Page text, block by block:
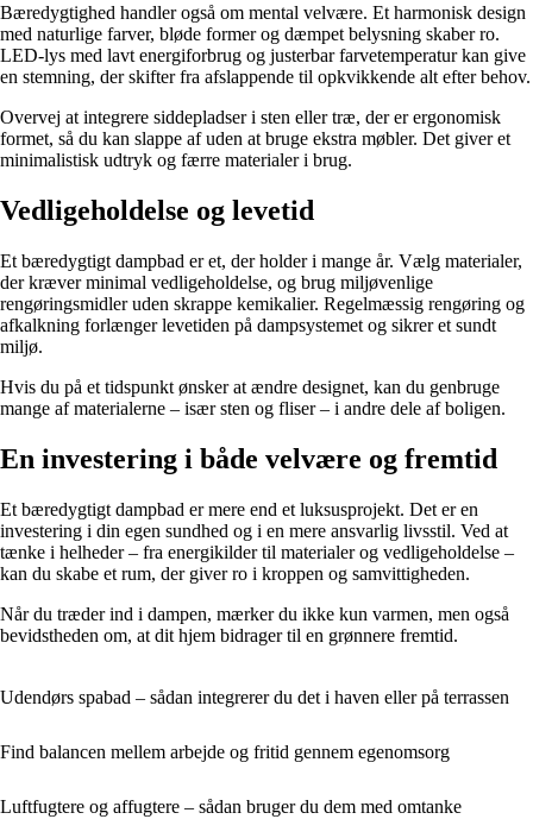
Bæredygtighed handler også om mental velvære. Et harmonisk design
med naturlige farver, bløde former og dæmpet belysning skaber ro.
LED-lys med lavt energiforbrug og justerbar farvetemperatur kan give
en stemning, der skifter fra afslappende til opkvikkende alt efter behov.
Overvej at integrere siddepladser i sten eller træ, der er ergonomisk
formet, så du kan slappe af uden at bruge ekstra møbler. Det giver et
minimalistisk udtryk og færre materialer i brug.
Vedligeholdelse og levetid
Et bæredygtigt dampbad er et, der holder i mange år. Vælg materialer,
der kræver minimal vedligeholdelse, og brug miljøvenlige
rengøringsmidler uden skrappe kemikalier. Regelmæssig rengøring og
afkalkning forlænger levetiden på dampsystemet og sikrer et sundt
miljø.
Hvis du på et tidspunkt ønsker at ændre designet, kan du genbruge
mange af materialerne – især sten og fliser – i andre dele af boligen.
En investering i både velvære og fremtid
Et bæredygtigt dampbad er mere end et luksusprojekt. Det er en
investering i din egen sundhed og i en mere ansvarlig livsstil. Ved at
tænke i helheder – fra energikilder til materialer og vedligeholdelse –
kan du skabe et rum, der giver ro i kroppen og samvittigheden.
Når du træder ind i dampen, mærker du ikke kun varmen, men også
bevidstheden om, at dit hjem bidrager til en grønnere fremtid.
Udendørs spabad – sådan integrerer du det i haven eller på terrassen
Find balancen mellem arbejde og fritid gennem egenomsorg
Luftfugtere og affugtere – sådan bruger du dem med omtanke